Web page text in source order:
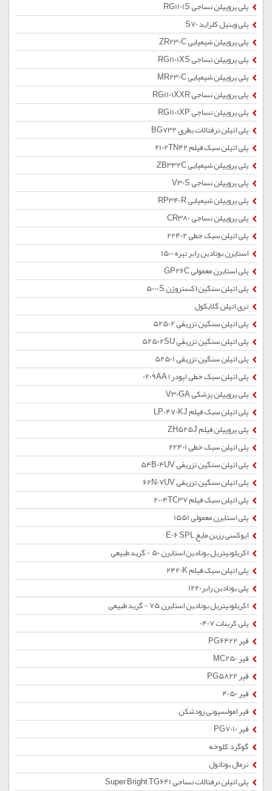
پلی پروپیلن نساجی RG1101S
پلی وینیل کلراید S70
پلی پروپیلن شیمیایی ZR230C
پلی پروپیلن نساجی RG1101XS
پلی پروپیلن شیمیایی MR230C
پلی پروپیلن نساجی RG1101XXR
پلی پروپیلن نساجی RG1101XP
پلی اتیلن ترفتالات بطری BG732
پلی اتیلن سبک فیلم 2102TN42
پلی پروپیلن شیمیایی ZB332C
پلی پروپیلن نساجی V30S
پلی پروپیلن شیمیایی RP340R
پلی پروپیلن نساجی CR380
پلی اتیلن سبک خطی 22402
استایرن بوتادین رابر تیره 1500
پلی استایرن معمولی GP26C
پلی اتیلن سنگین اکستروژن 5000S
تری اتیلن گلایکول
پلی اتیلن سنگین تزریقی 52502
پلی اتیلن سنگین تزریقی 52502SU
پلی اتیلن سنگین تزریقی 52501
پلی اتیلن سبک خطی (پودر) 0209AA
پلی پروپیلن پزشکی V30GA
پلی اتیلن سبک فیلم LP0470KJ
پلی پروپیلن فیلم ZH525J
پلی اتیلن سبک خطی 22401
پلی اتیلن سنگین تزریقی 54B04UV
پلی اتیلن سنگین تزریقی 62N07UV
پلی اتیلن سبک فیلم 2004TC37
پلی استایرن معمولی 1551
اپوکسی رزین مایع E06 SPL
اکریلونیتریل بوتادین استایرن 50 - گرید طبیعی
پلی اتیلن سبک فیلم 2420K
پلی بوتادین رابر1220
اکریلونیتریل بوتادین استایرن 75 - گرید طبیعی
پلی کربنات 0407
قیر PG6422
قیر MC250
قیر PG5822
قیر 4050
قیر امولسیونی زودشکن
قیر PG7010
گوگرد کلوخه
نرمال بوتانول
پلی اتیلن ترفتالات نساجی Super Bright TG641